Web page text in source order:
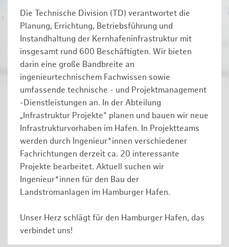
Die Technische Division (TD) verantwortet die
Planung, Errichtung, Betriebsführung und
Instandhaltung der Kernhafeninfrastruktur mit
insgesamt rund 600 Beschäftigten. Wir bieten
darin eine große Bandbreite an
ingenieurtechnischem Fachwissen sowie
umfassende technische - und Projektmanagement
-Dienstleistungen an. In der Abteilung
„Infrastruktur Projekte“ planen und bauen wir neue
Infrastrukturvorhaben im Hafen. In Projektteams
werden durch Ingenieur*innen verschiedener
Fachrichtungen derzeit ca. 20 interessante
Projekte bearbeitet. Aktuell suchen wir
Ingenieur*innen für den Bau der
Landstromanlagen im Hamburger Hafen.
Unser Herz schlägt für den Hamburger Hafen, das
verbindet uns!